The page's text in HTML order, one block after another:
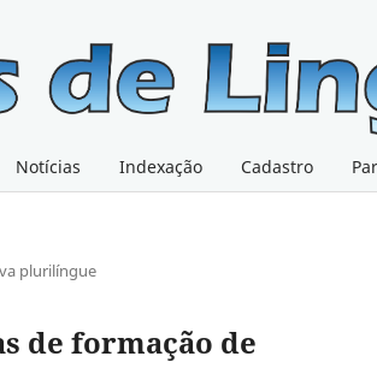
Notícias Indexação Cadastro
plurilíngue
de formação de